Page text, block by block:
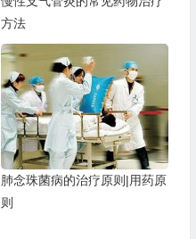
方法
肺念珠菌病的治疗原则|用药原
则